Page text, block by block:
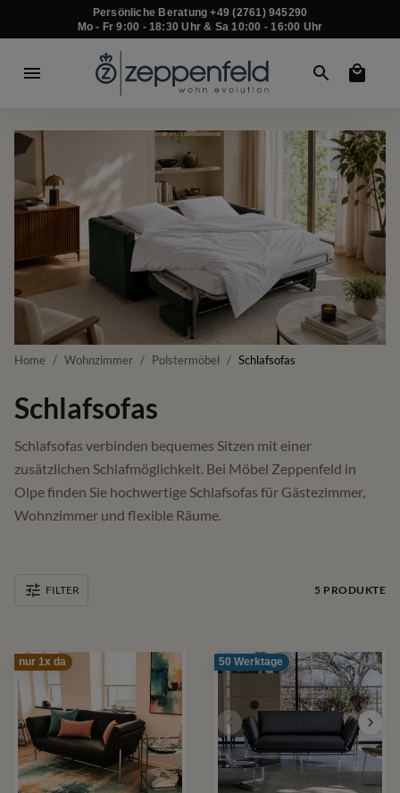
Persönliche Beratung +49 (2761) 945290
Mo - Fr 9:00 - 18:30 Uhr & Sa 10:00 - 16:00 Uhr
Home / Wohnzimmer / Polstermöbel / Schlafsofas
Schlafsofas
Schlafsofas verbinden bequemes Sitzen mit einer
zusätzlichen Schlafmöglichkeit. Bei Möbel Zeppenfeld in
Olpe finden Sie hochwertige Schlafsofas für Gästezimmer,
Wohnzimmer und flexible Räume.
FILTER 5 PRODUKTE
nur 1x da 50 Werktage